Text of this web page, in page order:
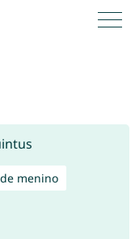
menino